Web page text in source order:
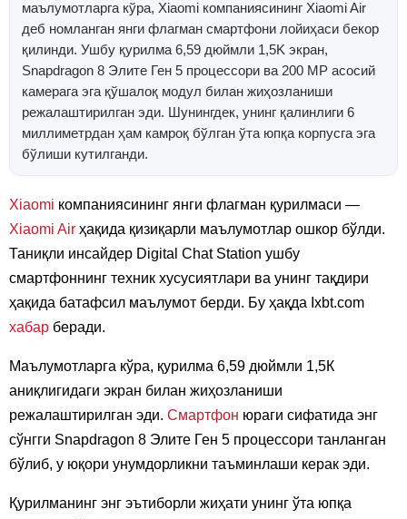
маълумотларга кўра, Xiaomi компаниясининг Xiaomi Air
деб номланган янги флагман смартфони лойиҳаси бекор
қилинди. Ушбу қурилма 6,59 дюймли 1,5K экран,
Snapdragon 8 Элите Ген 5 процессори ва 200 MP асосий
камерага эга қўшалоқ модул билан жиҳозланиши
режалаштирилган эди. Шунингдек, унинг қалинлиги 6
миллиметрдан ҳам камроқ бўлган ўта юпқа корпусга эга
бўлиши кутилганди.
Xiaomi компаниясининг янги флагман қурилмаси —
Xiaomi Air ҳақида қизиқарли маълумотлар ошкор бўлди.
Таниқли инсайдер Digital Chat Station ушбу
смартфоннинг техник хусусиятлари ва унинг тақдири
ҳақида батафсил маълумот берди. Бу ҳақда Ixbt.com
хабар беради.
Маълумотларга кўра, қурилма 6,59 дюймли 1,5К
аниқлигидаги экран билан жиҳозланиши
режалаштирилган эди. Смартфон юраги сифатида энг
сўнгги Snapdragon 8 Элите Ген 5 процессори танланган
бўлиб, у юқори унумдорликни таъминлаши керак эди.
Қурилманинг энг эътиборли жиҳати унинг ўта юпқа